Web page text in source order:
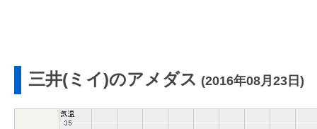
三井(ミイ)のアメダス (2016年08月23日)